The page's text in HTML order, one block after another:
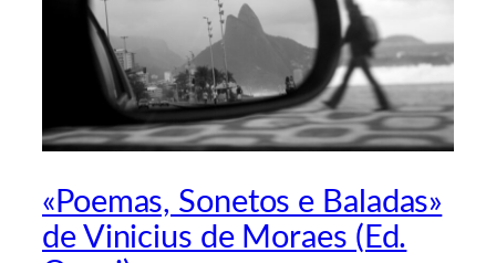
«Poemas, Sonetos e Baladas»
de Vinicius de Moraes (Ed.